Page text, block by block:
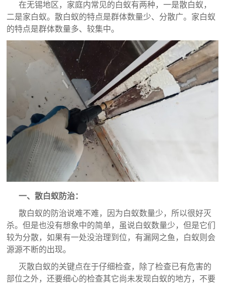
在无锡地区，家庭内常见的白蚁有两种，一是散白蚁，
二是家白蚁。散白蚁的特点是群体数量少、分散广。家白蚁
的特点是群体数量多、较集中。
一、散白蚁防治：
散白蚁的防治说难不难，因为白蚁数量少，所以很好灭
杀。但是也没有想象中的简单，虽说白蚁数量少，但是它们
较为分散，如果有一处没治理到位，有漏网之鱼，白蚁则会
源源不断的出现。
灭散白蚁的关键点在于仔细检查，除了检查已有危害的
部位之外，还要细心的检查其它尚未发现白蚁的地方，不要